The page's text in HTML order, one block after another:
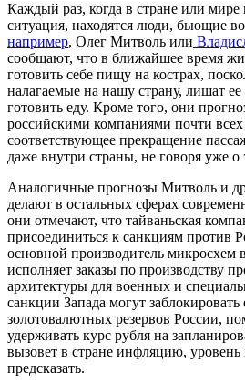
Каждый раз, когда в стране или мире
ситуация, находятся люди, бьющие
например, Олег Митволь или
сообщают, что в ближайшее время
готовить себе пищу на кострах,
налагаемые на нашу страну, лишат
готовить еду. Кроме того, они
российскими компаниями почти
соответствующее прекращение
даже внутри страны, не говоря уже о
Аналогичные прогнозы Митволь и
делают в остальных сферах
они отмечают, что тайваньская
присоединиться к санкциям против
основной производитель микросхем
исполняет заказы по производству
архитектуры для военных и
санкции Запада могут
золотовалютных резервов России,
удерживать курс рубля на
вызовет в стране инфляцию, уровень
предсказать.